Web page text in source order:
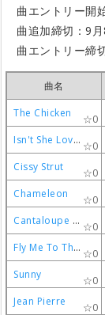
曲エントリー開
曲追加締切：9
曲エントリー締
曲名
The Chicken
0
Isn't She Lovely
0
Cissy Strut
0
Chameleon
0
Cantaloupe Island
0
Fly Me To The Moon
0
Sunny
0
Jean Pierre
0
曲名
The Chicken
0
Isn't She Lovely
0
Cissy Strut
0
Chameleon
0
Cantaloupe Island
0
Fly Me To The Moon
0
Sunny
0
Jean Pierre
0
曲名
The Chicken
0
Isn't She Lovely
0
Cissy Strut
0
Chameleon
0
Cantaloupe Island
0
Fly Me To The Moon
0
Sunny
0
Jean Pierre
0
曲名
The Chicken
0
Isn't She Lovely
0
Cissy Strut
0
Chameleon
0
Cantaloupe Island
0
Fly Me To The Moon
0
Sunny
0
Jean Pierre
0